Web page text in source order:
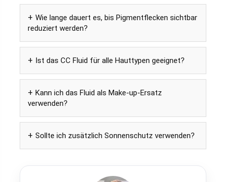
Wie lange dauert es, bis Pigmentflecken sichtbar
reduziert werden?
Ist das CC Fluid für alle Hauttypen geeignet?
Kann ich das Fluid als Make-up-Ersatz
verwenden?
Sollte ich zusätzlich Sonnenschutz verwenden?